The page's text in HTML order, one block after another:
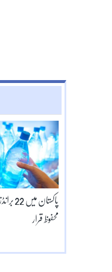
پاکستان
محفوظ قرار